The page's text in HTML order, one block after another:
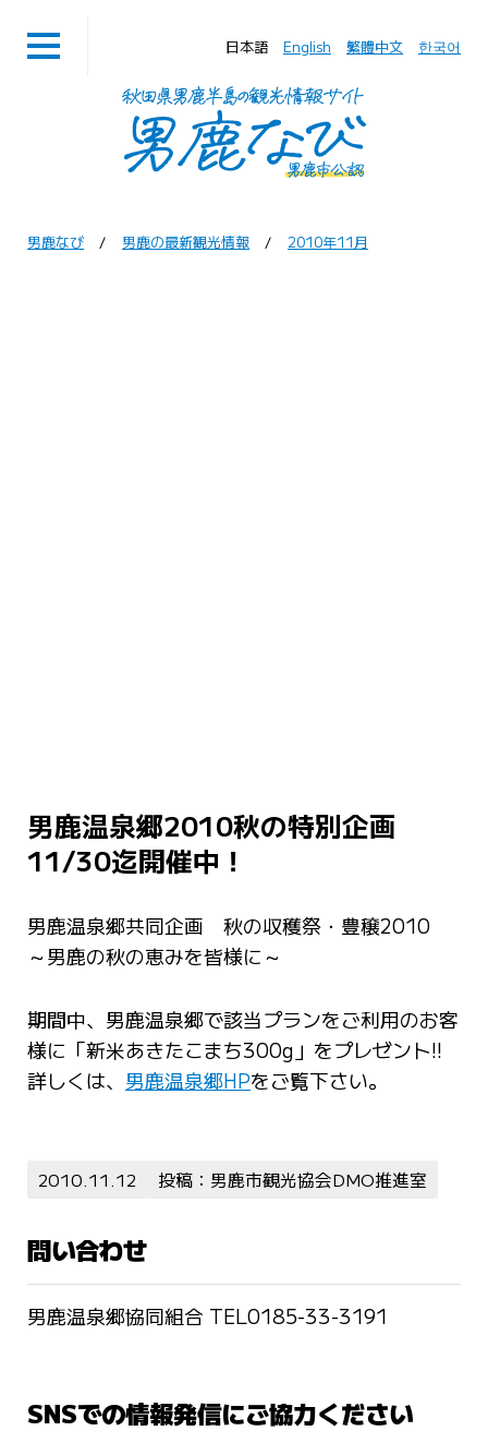
日本語 English 繁體中文 한국어
男鹿なび 男鹿の最新観光情報 2010年11月
男鹿温泉郷2010秋の特別企画
11/30迄開催中！
男鹿温泉郷共同企画 秋の収穫祭・豊穣2010
～男鹿の秋の恵みを皆様に～
期間中、男鹿温泉郷で該当プランをご利用のお客
様に「新米あきたこまち300g」をプレゼント!!
詳しくは、 男鹿温泉郷HPをご覧下さい。
2010.11.12 投稿：男鹿市観光協会DMO推進室
問い合わせ
男鹿温泉郷協同組合 TEL0185-33-3191
SNSでの情報発信にご協力ください